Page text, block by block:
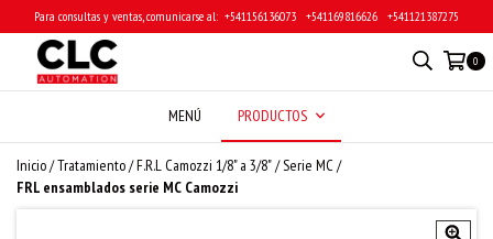
Para consultas y ventas, comunicarse al: ‎ +541156136073 ‎ ‎ +541169816626 ‎ ‎ +541121387275
0
MENÚ PRODUCTOS
Inicio/Tratamiento/F.R.L Camozzi 1/8" a 3/8"/Serie MC/
FRL ensamblados serie MC Camozzi